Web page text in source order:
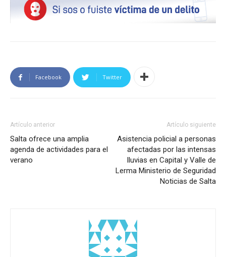
Facebook Twitter
Artículo anterior
Salta ofrece una amplia
agenda de actividades para el
verano
Artículo siguiente
Asistencia policial a personas
afectadas por las intensas
lluvias en Capital y Valle de
Lerma Ministerio de Seguridad
Noticias de Salta